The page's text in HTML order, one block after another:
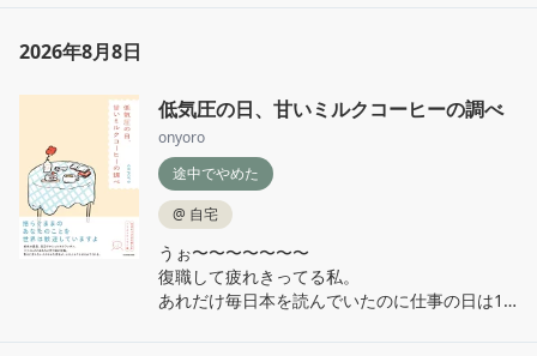
2026年8月8日
低気圧の日、甘いミルクコーヒーの調べ
onyoro
途中でやめた
@ 自宅
うぉ〜〜〜〜〜〜〜
復職して疲れきってる私。
あれだけ毎日本を読んでいたのに仕事の日は1